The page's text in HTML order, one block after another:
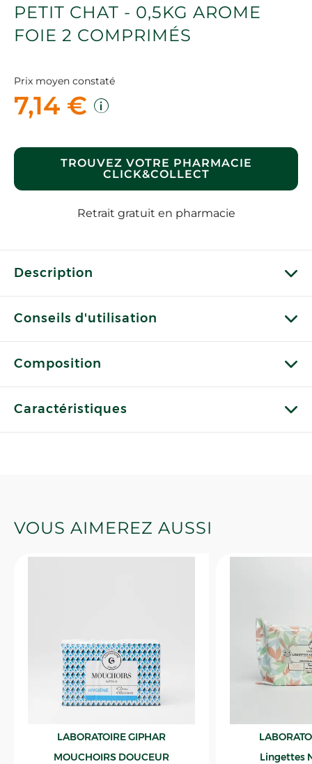
PETIT CHAT - 0,5KG AROME
FOIE 2 COMPRIMÉS
Prix moyen constaté
7,14 €
TROUVEZ VOTRE PHARMACIE
CLICK&COLLECT
Retrait gratuit en pharmacie
Description
Conseils d'utilisation
Composition
Caractéristiques
VOUS AIMEREZ AUSSI
LABORATOIRE GIPHAR
MOUCHOIRS DOUCEUR
Lingettes